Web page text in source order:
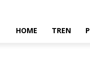
HOME TREN